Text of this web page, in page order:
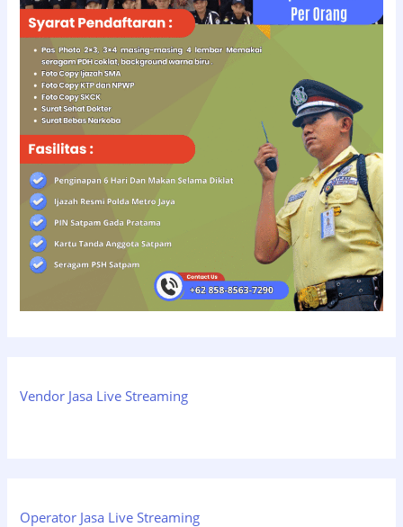
Vendor Jasa Live Streaming
Operator Jasa Live Streaming